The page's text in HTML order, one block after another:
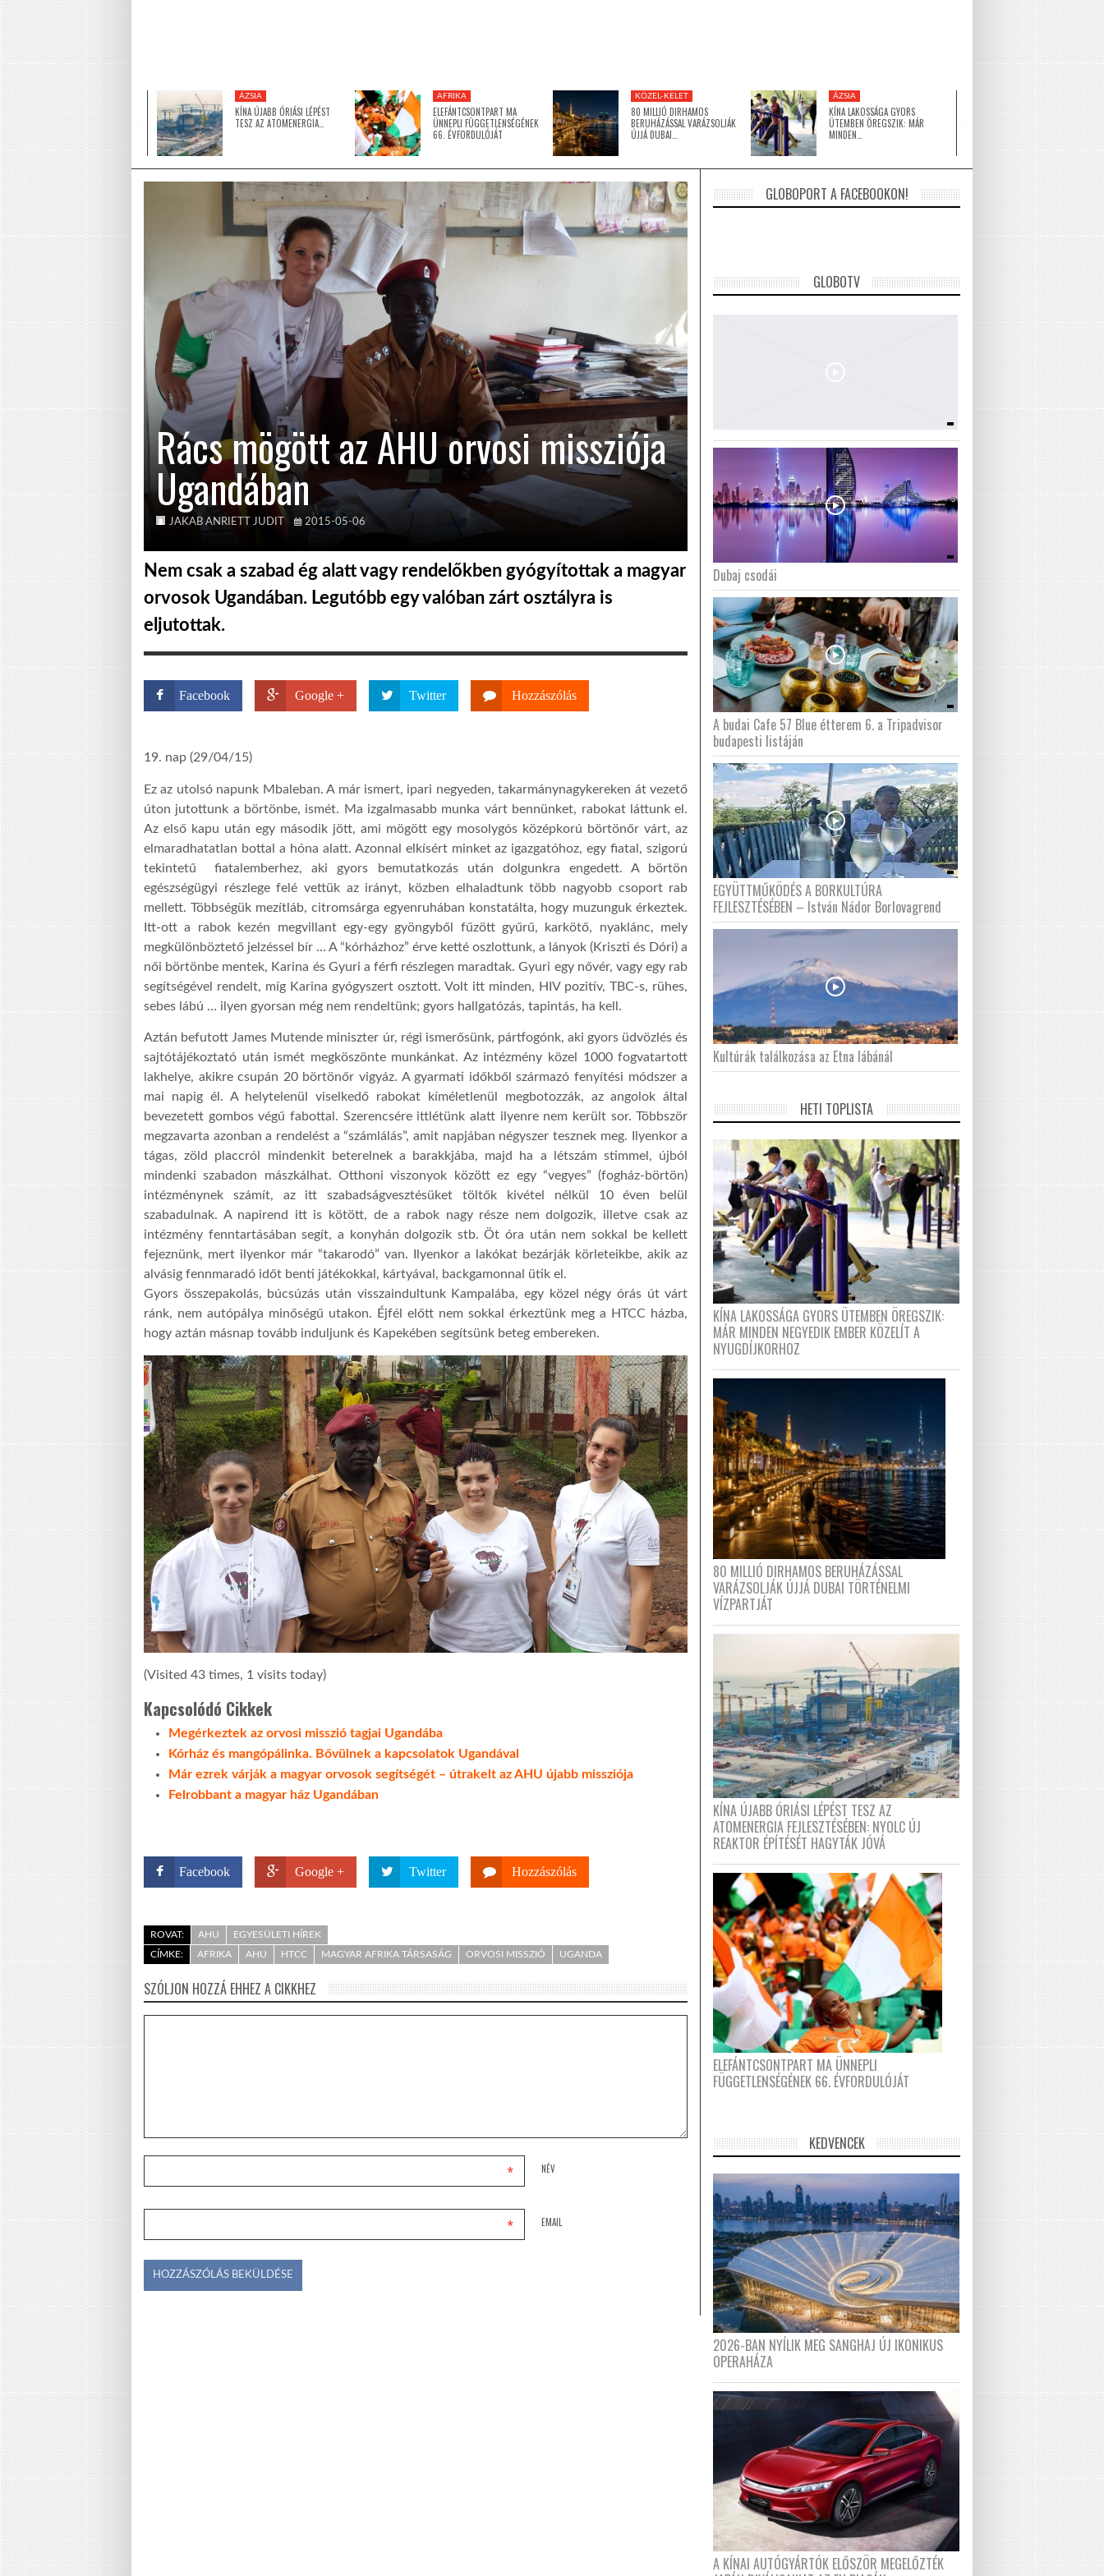
ÁZSIA
KÍNA ÚJABB ÓRIÁSI LÉPÉST
TESZ AZ ATOMENERGIA…
AFRIKA
ELEFÁNTCSONTPART MA
ÜNNEPLI FÜGGETLENSÉGÉNEK
66. ÉVFORDULÓJÁT
KÖZEL-KELET
80 MILLIÓ DIRHAMOS
BERUHÁZÁSSAL VARÁZSOLJÁK
ÚJJÁ DUBAI…
ÁZSIA
KÍNA LAKOSSÁGA GYORS
ÜTEMBEN ÖREGSZIK: MÁR
MINDEN…
Rács mögött az AHU orvosi missziója
Ugandában
JAKAB ANRIETT JUDIT 2015-05-06
Nem csak a szabad ég alatt vagy rendelőkben gyógyítottak a magyar
orvosok Ugandában. Legutóbb egy valóban zárt osztályra is
eljutottak.
Facebook Google + Twitter Hozzászólás
19. nap (29/04/15)
Ez az utolsó napunk Mbaleban. A már ismert, ipari negyeden, takarmánynagykereken át vezető
úton jutottunk a börtönbe, ismét. Ma izgalmasabb munka várt bennünket, rabokat láttunk el.
Az első kapu után egy második jött, ami mögött egy mosolygós középkorú börtönőr várt, az
elmaradhatatlan bottal a hóna alatt. Azonnal elkísért minket az igazgatóhoz, egy fiatal, szigorú
tekintetű fiatalemberhez, aki gyors bemutatkozás után dolgunkra engedett. A börtön
egészségügyi részlege felé vettük az irányt, közben elhaladtunk több nagyobb csoport rab
mellett. Többségük mezítláb, citromsárga egyenruhában konstatálta, hogy muzunguk érkeztek.
Itt-ott a rabok kezén megvillant egy-egy gyöngyből fűzött gyűrű, karkötő, nyaklánc, mely
megkülönböztető jelzéssel bír … A “kórházhoz” érve ketté oszlottunk, a lányok (Kriszti és Dóri) a
női börtönbe mentek, Karina és Gyuri a férfi részlegen maradtak. Gyuri egy nővér, vagy egy rab
segítségével rendelt, míg Karina gyógyszert osztott. Volt itt minden, HIV pozitív, TBC-s, rühes,
sebes lábú … ilyen gyorsan még nem rendeltünk; gyors hallgatózás, tapintás, ha kell.
Aztán befutott James Mutende miniszter úr, régi ismerősünk, pártfogónk, aki gyors üdvözlés és
sajtótájékoztató után ismét megköszönte munkánkat. Az intézmény közel 1000 fogvatartott
lakhelye, akikre csupán 20 börtönőr vigyáz. A gyarmati időkből származó fenyítési módszer a
mai napig él. A helytelenül viselkedő rabokat kíméletlenül megbotozzák, az angolok által
bevezetett gombos végű fabottal. Szerencsére ittlétünk alatt ilyenre nem került sor. Többször
megzavarta azonban a rendelést a “számlálás”, amit napjában négyszer tesznek meg. Ilyenkor a
tágas, zöld placcról mindenkit beterelnek a barakkjába, majd ha a létszám stimmel, újból
mindenki szabadon mászkálhat. Otthoni viszonyok között ez egy “vegyes” (fogház-börtön)
intézménynek számít, az itt szabadságvesztésüket töltők kivétel nélkül 10 éven belül
szabadulnak. A napirend itt is kötött, de a rabok nagy része nem dolgozik, illetve csak az
intézmény fenntartásában segít, a konyhán dolgozik stb. Öt óra után nem sokkal be kellett
fejeznünk, mert ilyenkor már “takarodó” van. Ilyenkor a lakókat bezárják körleteikbe, akik az
alvásig fennmaradó időt benti játékokkal, kártyával, backgamonnal ütik el.
Gyors összepakolás, búcsúzás után visszaindultunk Kampalába, egy közel négy órás út várt
ránk, nem autópálya minőségű utakon. Éjfél előtt nem sokkal érkeztünk meg a HTCC házba,
hogy aztán másnap tovább induljunk és Kapekében segítsünk beteg embereken.
(Visited 43 times, 1 visits today)
Kapcsolódó Cikkek
Megérkeztek az orvosi misszió tagjai Ugandába
Kórház és mangópálinka. Bővülnek a kapcsolatok Ugandával
Már ezrek várják a magyar orvosok segítségét – útrakelt az AHU újabb missziója
Felrobbant a magyar ház Ugandában
Facebook Google + Twitter Hozzászólás
ROVAT: AHU
EGYESÜLETI HÍREK
CÍMKE:
AFRIKA AHU HTCC MAGYAR AFRIKA TÁRSASÁG ORVOSI MISSZIÓ UGANDA
SZÓLJON HOZZÁ EHHEZ A CIKKHEZ
NÉV
*
EMAIL
*
GLOBOPORT A FACEBOOKON!
GLOBOTV
Dubaj csodái
A budai Cafe 57 Blue étterem 6. a Tripadvisor
budapesti listáján
EGYÜTTMŰKÖDÉS A BORKULTÚRA
FEJLESZTÉSÉBEN – István Nádor Borlovagrend
Kultúrák találkozása az Etna lábánál
HETI TOPLISTA
KÍNA LAKOSSÁGA GYORS ÜTEMBEN ÖREGSZIK:
MÁR MINDEN NEGYEDIK EMBER KÖZELÍT A
NYUGDÍJKORHOZ
80 MILLIÓ DIRHAMOS BERUHÁZÁSSAL
VARÁZSOLJÁK ÚJJÁ DUBAI TÖRTÉNELMI
VÍZPARTJÁT
KÍNA ÚJABB ÓRIÁSI LÉPÉST TESZ AZ
ATOMENERGIA FEJLESZTÉSÉBEN: NYOLC ÚJ
REAKTOR ÉPÍTÉSÉT HAGYTÁK JÓVÁ
ELEFÁNTCSONTPART MA ÜNNEPLI
FÜGGETLENSÉGÉNEK 66. ÉVFORDULÓJÁT
KEDVENCEK
2026-BAN NYÍLIK MEG SANGHAJ ÚJ IKONIKUS
OPERAHÁZA
A KÍNAI AUTÓGYÁRTÓK ELŐSZÖR MEGELŐZTÉK